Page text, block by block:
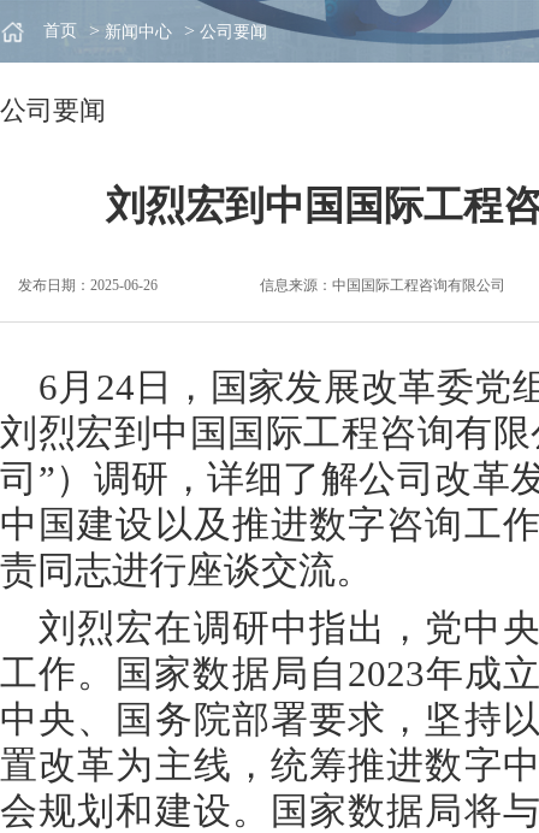
首页 > 新闻中心 > 公司要闻
公司要闻
刘烈宏到中国国际工程
发布日期：2025-06-26 信息来源： 中国国际工程咨询有限公司
6月24日，国家发展改革委党
刘烈宏到中国国际工程咨询有
司”）调研，详细了解公司改革
中国建设以及推进数字咨询工
责同志进行座谈交流。
刘烈宏在调研中指出，党中
工作。国家数据局自2023年成
中央、国务院部署要求，坚持
置改革为主线，统筹推进数字
会规划和建设。国家数据局将